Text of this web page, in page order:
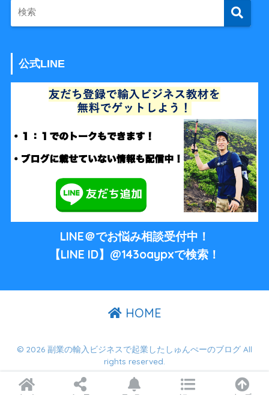
公式LINE
LINE＠でお悩み相談受付中！
【LINE ID】@143oaypxで検索！
HOME
© 2026 副業の輸入ビジネスで起業したしゅんぺーのブログ All
rights reserved.